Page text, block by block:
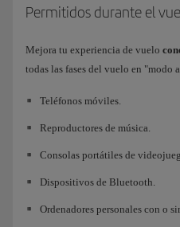
Permitidos durante el
Mejora tu experiencia de vuelo
todas las fases del vuelo en "modo
Teléfonos móviles.
Reproductores de música.
Consolas portátiles de
Dispositivos de Bluetooth.
Ordenadores personales con o